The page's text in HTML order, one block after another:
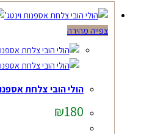
צפייה מהירה
הולי הובי צלחת
₪180